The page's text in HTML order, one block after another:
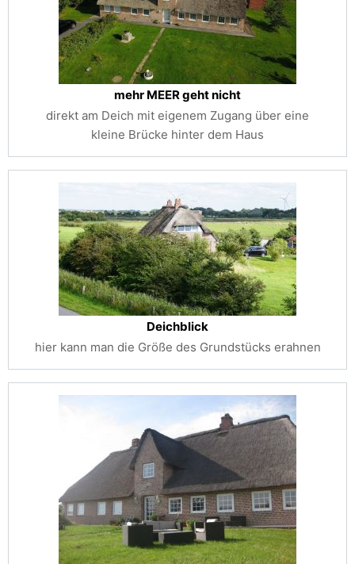
mehr MEER geht nicht
direkt am Deich mit eigenem Zugang über eine
kleine Brücke hinter dem Haus
Deichblick
hier kann man die Größe des Grundstücks erahnen